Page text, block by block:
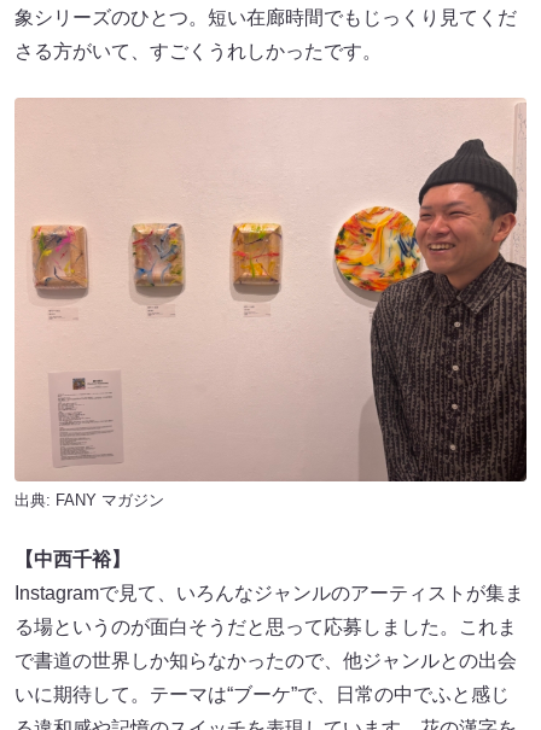
象シリーズのひとつ。短い在廊時間でもじっくり見てくだ
さる方がいて、すごくうれしかったです。
出典: FANY マガジン
【中西千裕】
Instagramで見て、いろんなジャンルのアーティストが集ま
る場というのが面白そうだと思って応募しました。これま
で書道の世界しか知らなかったので、他ジャンルとの出会
いに期待して。テーマは“ブーケ”で、日常の中でふと感じ